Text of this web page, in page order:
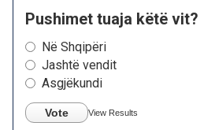
Pushimet tuaja këtë vit?
Në Shqipëri
Jashtë vendit
Asgjëkundi
Vote View Results